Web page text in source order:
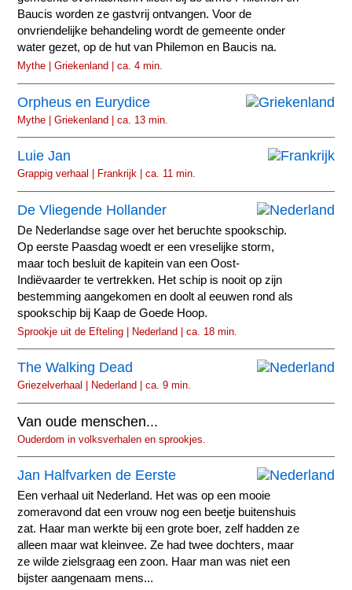
Baucis worden ze gastvrij ontvangen. Voor de
onvriendelijke behandeling wordt de gemeente onder
water gezet, op de hut van Philemon en Baucis na.
Mythe | Griekenland | ca. 4 min.
Orpheus en Eurydice
Mythe | Griekenland | ca. 13 min.
Luie Jan
Grappig verhaal | Frankrijk | ca. 11 min.
De Vliegende Hollander
De Nederlandse sage over het beruchte spookschip.
Op eerste Paasdag woedt er een vreselijke storm,
maar toch besluit de kapitein van een Oost-
Indiëvaarder te vertrekken. Het schip is nooit op zijn
bestemming aangekomen en doolt al eeuwen rond als
spookschip bij Kaap de Goede Hoop.
Sprookje uit de Efteling | Nederland | ca. 18 min.
The Walking Dead
Griezelverhaal | Nederland | ca. 9 min.
Van oude menschen...
Ouderdom in volksverhalen en sprookjes.
Jan Halfvarken de Eerste
Een verhaal uit Nederland. Het was op een mooie
zomeravond dat een vrouw nog een beetje buitenshuis
zat. Haar man werkte bij een grote boer, zelf hadden ze
alleen maar wat kleinvee. Ze had twee dochters, maar
ze wilde zielsgraag een zoon. Haar man was niet een
bijster aangenaam mens...